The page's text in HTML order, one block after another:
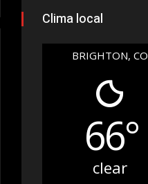
Clima local
BRIGHTON, CO
66°
clear